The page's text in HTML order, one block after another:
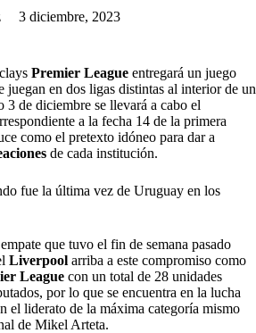
3 diciembre, 2023
Premier League entregará un juego
juegan en dos ligas distintas al interior de un
3 de diciembre se llevará a cabo el
a la fecha 14 de la primera
como el pretexto idóneo para dar a
de cada institución.
fue la última vez de Uruguay en los
que tuvo el fin de semana pasado
Liverpool arriba a este compromiso como
League con un total de 28 unidades
por lo que se encuentra en la lucha
el liderato de la máxima categoría mismo
de Mikel Arteta.